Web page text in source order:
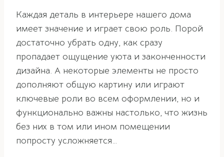
Каждая деталь в интерьере нашего дома
имеет значение и играет свою роль. Порой
достаточно убрать одну, как сразу
пропадает ощущение уюта и законченности
дизайна. А некоторые элементы не просто
дополняют общую картину или играют
ключевые роли во всем оформлении, но и
функционально важны настолько, что жизнь
без них в том или ином помещении
попросту усложняется…